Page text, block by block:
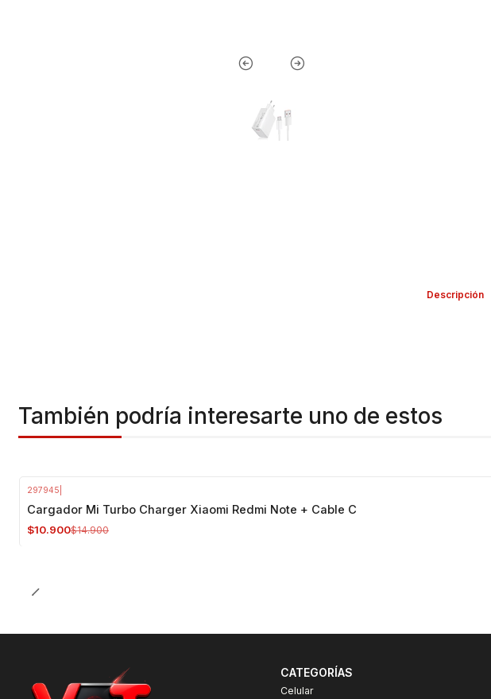
Descripción
También podría interesarte uno de estos
297945
Cargador Mi Turbo Charger Xiaomi Redmi Note + Cable C
$10.900$14.900
CATEGORÍAS
Celular